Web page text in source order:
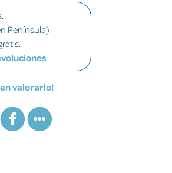
Península)
valorarlo!